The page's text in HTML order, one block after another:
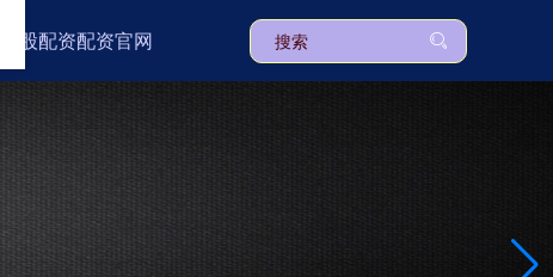
炒股配资配资官网
上证综指